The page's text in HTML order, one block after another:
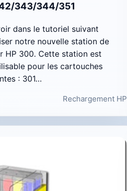
343/344/351
dans le tutoriel suivant
notre nouvelle station de
HP 300. Cette station est
pour les cartouches
: 301…
Rechargement HP